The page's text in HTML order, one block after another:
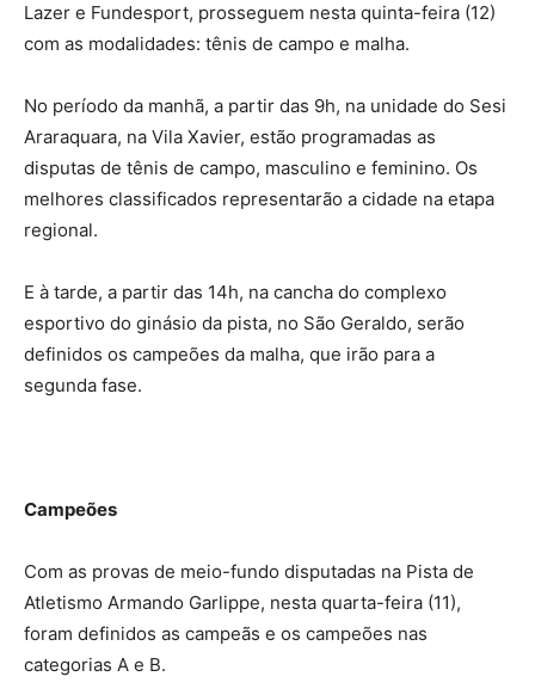
Lazer e Fundesport, prosseguem nesta quinta-feira (12)
com as modalidades: tênis de campo e malha.
No período da manhã, a partir das 9h, na unidade do Sesi
Araraquara, na Vila Xavier, estão programadas as
disputas de tênis de campo, masculino e feminino. Os
melhores classificados representarão a cidade na etapa
regional.
E à tarde, a partir das 14h, na cancha do complexo
esportivo do ginásio da pista, no São Geraldo, serão
definidos os campeões da malha, que irão para a
segunda fase.
Campeões
Com as provas de meio-fundo disputadas na Pista de
Atletismo Armando Garlippe, nesta quarta-feira (11),
foram definidos as campeãs e os campeões nas
categorias A e B.